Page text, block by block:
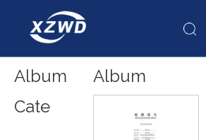
Album
Cate
Album